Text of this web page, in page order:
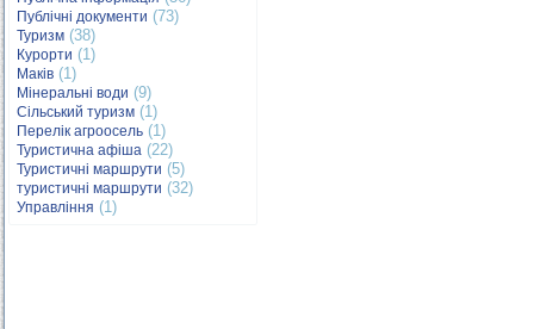
Публічні документи (73)
Туризм (38)
Курорти (1)
Маків (1)
Мінеральні води (9)
Сільський туризм (1)
Перелік агроосель (1)
Туристична афіша (22)
Туристичні маршрути (5)
туристичні маршрути (32)
Управління (1)